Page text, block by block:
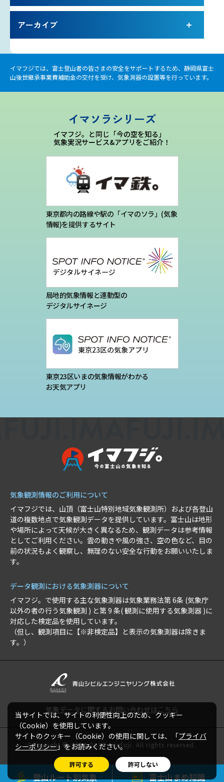
登山ルート別気象 富士山まめ知識
アーカイブ
イマフジでは、富士登山者の皆さまの安全をサポートするため、静岡県富士
山後世継承事業費補助金の交付を受け、気象測器の設置等を行っています。
イマソラシリーズ
イマフジ。と同じ「今の空を知る」
気象実況サービス&アプリをご紹介！
東京都内の路線や駅の「イマのソラ」(気象
情報)を提供するサイト
局地的気象情報と連動型の
デジタルサイネージ
東京23区いまの気象情報がわかる
お天気アプリ
気象観測情報のご利用について
イマフジでは、山頂（富士山特別地域気象観測所）および各登山
道の複数地点で気象観測データを提供しています。富士山は地形
や場所によって天候が大きく異なるため、観測データは参考情報
としてご利用ください。雲の動きや風の強さ、空の色など、目の
前の状況もよく観察し、無理のない安全な行動をお願いいたしま
す。
データ観測における気象測器について
イマフジ。で使用する主な気象測器は気象業務法第 6条 (気象庁
以外の者の行う気象観測 ) と第 9 条( 観測に使用する気象測器 )に
対応した検定品を使用しています。
（但し、観測項目に【※非検定品】と表示の気象測器は除きま
す。）
気象データに関するお問い合わせはこちら
Copyright © 2024-2026 imafuji. All rights reserved.
当サイトでは、サイトの利便性向上のため、クッキー
（Cookie）を使用しています。
サイトのクッキー（Cookie）の使用に関しては、「プライバ
シーポリシー」をお読みください。
許可する 許可しない